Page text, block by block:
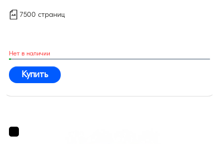
7500 страниц
Нет в наличии
Купить